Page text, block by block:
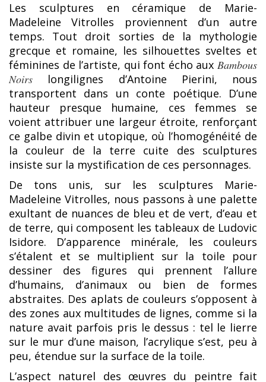
Les sculptures en céramique de Marie-
Madeleine Vitrolles proviennent d’un autre
temps. Tout droit sorties de la mythologie
grecque et romaine, les silhouettes sveltes et
féminines de l’artiste, qui font écho aux Bambous
Noirs longilignes d’Antoine Pierini, nous
transportent dans un conte poétique. D’une
hauteur presque humaine, ces femmes se
voient attribuer une largeur étroite, renforçant
ce galbe divin et utopique, où l’homogénéité de
la couleur de la terre cuite des sculptures
insiste sur la mystification de ces personnages.
De tons unis, sur les sculptures Marie-
Madeleine Vitrolles, nous passons à une palette
exultant de nuances de bleu et de vert, d’eau et
de terre, qui composent les tableaux de Ludovic
Isidore. D’apparence minérale, les couleurs
s’étalent et se multiplient sur la toile pour
dessiner des figures qui prennent l’allure
d’humains, d’animaux ou bien de formes
abstraites. Des aplats de couleurs s’opposent à
des zones aux multitudes de lignes, comme si la
nature avait parfois pris le dessus : tel le lierre
sur le mur d’une maison, l’acrylique s’est, peu à
peu, étendue sur la surface de la toile.
L’aspect naturel des œuvres du peintre fait